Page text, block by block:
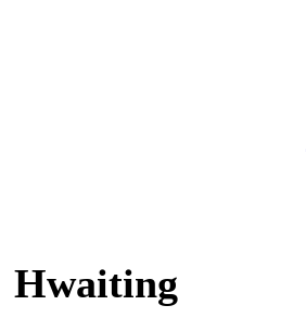
Hwaiting